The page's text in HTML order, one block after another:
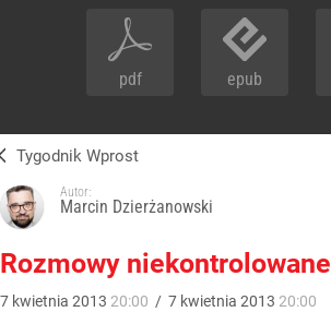
pdf epub
Tygodnik Wprost
Autor:
Marcin Dzierżanowski
Rozmowy niekontrolowane
7 kwietnia 2013 20:00 / 7 kwietnia 2013 20:00